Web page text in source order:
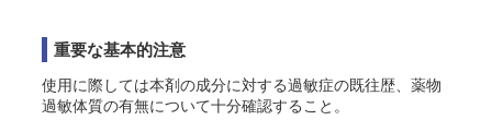
重要な基本的注意
使用に際しては本剤の成分に対する過敏症の既往歴、薬物
過敏体質の有無について十分確認すること。